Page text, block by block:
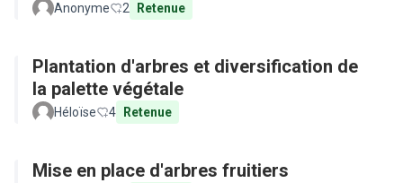
Anonyme 2 Retenue
Plantation d'arbres et diversification de
la palette végétale
Héloïse 4 Retenue
Mise en place d'arbres fruitiers